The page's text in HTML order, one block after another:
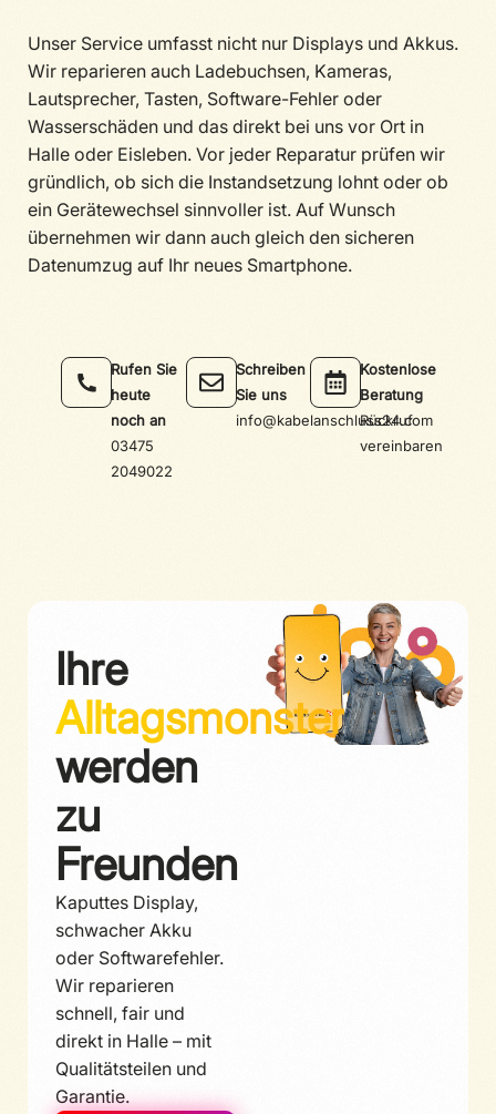
Unser Service umfasst nicht nur Displays und Akkus.
Wir reparieren auch Ladebuchsen, Kameras,
Lautsprecher, Tasten, Software-Fehler oder
Wasserschäden und das direkt bei uns vor Ort in
Halle oder Eisleben. Vor jeder Reparatur prüfen wir
gründlich, ob sich die Instandsetzung lohnt oder ob
ein Gerätewechsel sinnvoller ist. Auf Wunsch
übernehmen wir dann auch gleich den sicheren
Datenumzug auf Ihr neues Smartphone.
Rufen Sie
heute
noch an
03475
2049022
Schreiben
Sie uns
info@kabelanschluss24.com
Kostenlose
Beratung
Rückruf
vereinbaren
Ihre
Alltagsmonster
werden
zu
Freunden
Kaputtes Display,
schwacher Akku
oder Softwarefehler.
Wir reparieren
schnell, fair und
direkt in Halle – mit
Qualitätsteilen und
Garantie.